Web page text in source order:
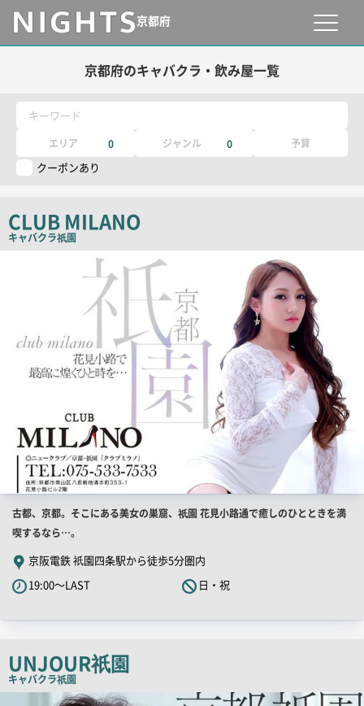
京都府
京都府のキャバクラ・飲み屋一覧
キーワード
エリア 0 ジャンル 0 予算
クーポンあり
CLUB MILANO
キャバクラ祇園
店
店
舗
PR
キ
ャ
ピ
ー
古都、京都。そこにある美女の巣窟、祇園 花見小路通で癒しのひとときを満
喫するなら…。
京阪電鉄 祇園四条駅から徒歩5分圏内
19:00～LAST
日・祝
UNJOUR祇園
キャバクラ祇園
店